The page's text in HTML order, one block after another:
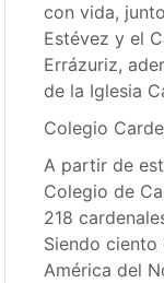
con vida,
Estévez y el
Errázuriz,
de la Iglesia
Colegio
A partir de
Colegio de
218
Siendo
América del